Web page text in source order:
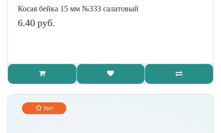
Косая бейка 15 мм №333 салатовый
6.40 руб.
Хит